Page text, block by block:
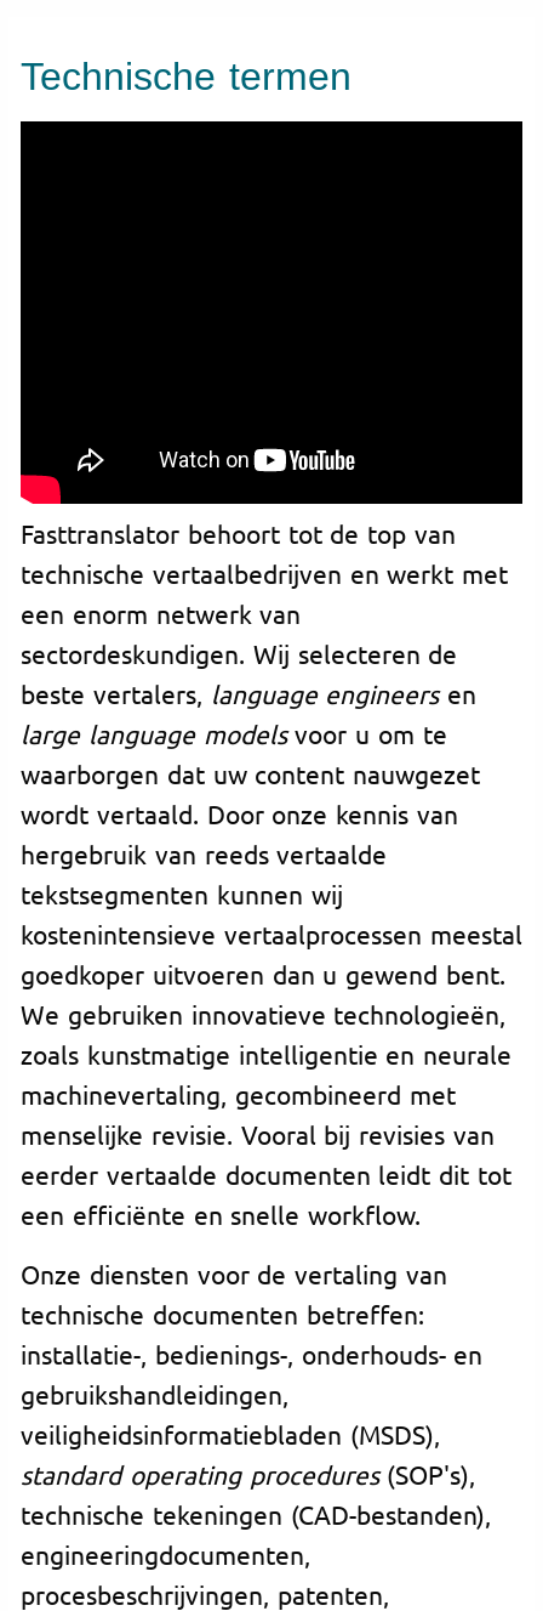
Technische termen
Fasttranslator behoort tot de top van
technische vertaalbedrijven en werkt met
een enorm netwerk van
sectordeskundigen. Wij selecteren de
beste vertalers, language engineersen
large language modelsvoor u om te
waarborgen dat uw content nauwgezet
wordt vertaald. Door onze kennis van
hergebruik van reeds vertaalde
tekstsegmenten kunnen wij
kostenintensieve vertaalprocessen meestal
goedkoper uitvoeren dan u gewend bent.
We gebruiken innovatieve technologieën,
zoals kunstmatige intelligentie en neurale
machinevertaling, gecombineerd met
menselijke revisie. Vooral bij revisies van
eerder vertaalde documenten leidt dit tot
een efficiënte en snelle workflow.
Onze diensten voor de vertaling van
technische documenten betreffen:
installatie-, bedienings-, onderhouds- en
gebruikshandleidingen,
veiligheidsinformatiebladen (MSDS),
standard operating procedures(SOP's),
technische tekeningen (CAD-bestanden),
engineeringdocumenten,
procesbeschrijvingen, patenten,